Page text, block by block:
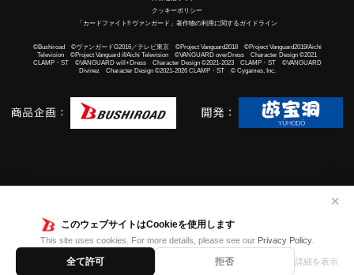
このウェブサイトはCookieを使用します
This site uses cookies. For more details, please see our Privacy Policy.
全て許可 拒否 詳細を表示
✕
クッキーポリシー
「カードファイト!! ヴァンガード」著作物の利用に関するガイドライン
©Bushiroad ©ヴァンガードG2016／テレビ東京 ©Project Vanguard2018 ©Project Vanguard2019/Aichi
Television ©Project Vanguard if/Aichi Television ©VANGUARD overDress Character Design ©2021
CLAMP・ST ©VANGUARD will+Dress Character Design ©2021-2023 CLAMP・ST ©VANGUARD
Divinez Character Design ©2021-2026 CLAMP・ST © Cygames, Inc.